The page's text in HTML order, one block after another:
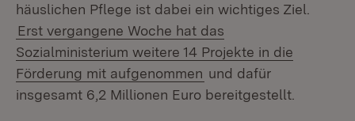
häuslichen Pflege ist dabei ein wichtiges Ziel.
Erst vergangene Woche hat das
Sozialministerium weitere 14 Projekte in die
Förderung mit aufgenommen und dafür
insgesamt 6,2 Millionen Euro bereitgestellt.